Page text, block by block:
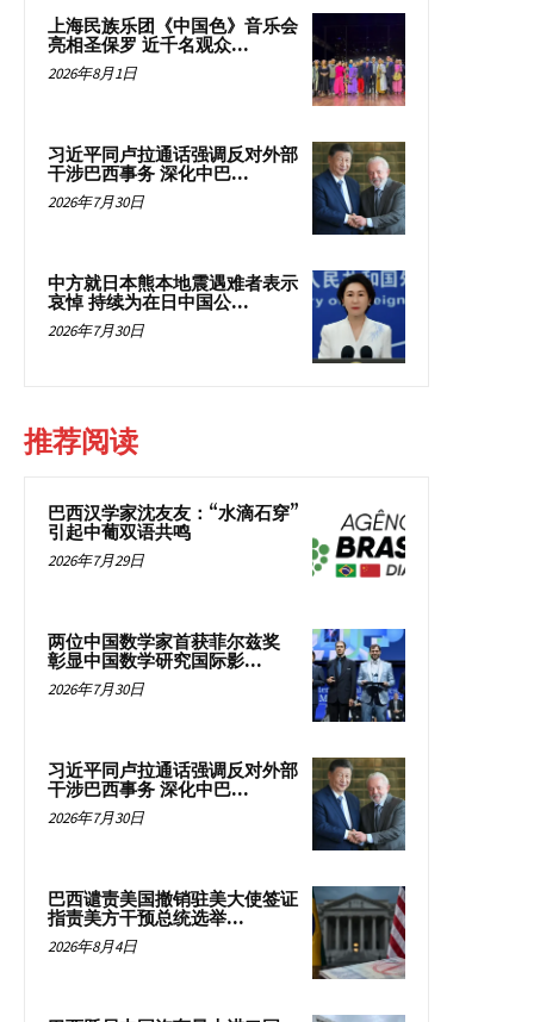
上海民族乐团《中国色》音乐会
亮相圣保罗 近千名观众...
2026年8月1日
习近平同卢拉通话强调反对外部
干涉巴西事务 深化中巴...
2026年7月30日
中方就日本熊本地震遇难者表示
哀悼 持续为在日中国公...
2026年7月30日
推荐阅读
巴西汉学家沈友友：“水滴石穿”
引起中葡双语共鸣
2026年7月29日
两位中国数学家首获菲尔兹奖
彰显中国数学研究国际影...
2026年7月30日
习近平同卢拉通话强调反对外部
干涉巴西事务 深化中巴...
2026年7月30日
巴西谴责美国撤销驻美大使签证
指责美方干预总统选举...
2026年8月4日